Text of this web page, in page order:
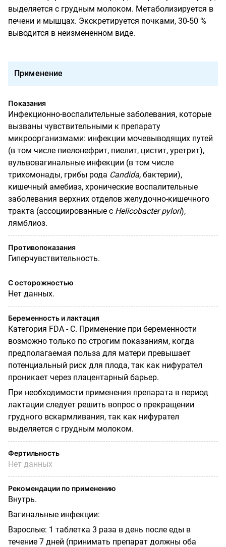
выделяется с грудным молоком. Метаболизируется в
печени и мышцах. Экскретируется почками, 30-50 %
выводится в неизмененном виде.
Применение
Показания
Инфекционно-воспалительные заболевания, которые
вызваны чувствительными к препарату
микроорганизмами: инфекции мочевыводящих путей
(в том числе пиелонефрит, пиелит, цистит, уретрит),
вульвовагинальные инфекции (в том числе
трихомонады, грибы рода Candida, бактерии),
кишечный амебиаз, хронические воспалительные
заболевания верхних отделов желудочно-кишечного
тракта (ассоциированные с Helicobacter pylori),
лямблиоз.
Противопоказания
Гиперчувствительность.
С осторожностью
Нет данных.
Беременность и лактация
Категория FDA - C. Применение при беременности
возможно только по строгим показаниям, когда
предполагаемая польза для матери превышает
потенциальный риск для плода, так как нифурател
проникает через плацентарный барьер.
При необходимости применения препарата в период
лактации следует решить вопрос о прекращении
грудного вскармливания, так как нифурател
выделяется с грудным молоком.
Фертильность
Нет данных
Рекомендации по применению
Внутрь.
Вагинальные инфекции:
Взрослые: 1 таблетка 3 раза в день после еды в
течение 7 дней (принимать препарат должны оба